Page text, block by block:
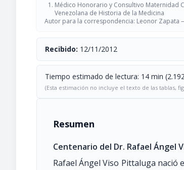
Médico Honorario y Consultivo Maternidad
Venezolana de Historia de la Medicina
Autor para la correspondencia: Leonor Zapata
Recibido: 12/11/2012
Tiempo estimado de lectura: 14 min
(Esta estimación no incluye el texto de las tablas,
Resumen
Centenario del Dr. Rafael Ángel
Rafael Ángel Viso Pittaluga nació